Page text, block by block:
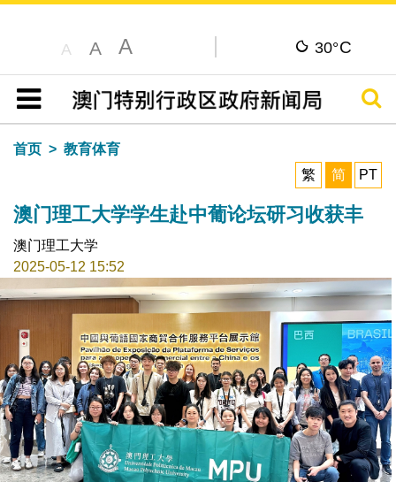
A A A 30°C
目录
搜寻
首页
教育体育
繁
简 PT
澳门理工大学学生赴中葡论坛研习收获丰
澳门理工大学
2025-05-12 15:52